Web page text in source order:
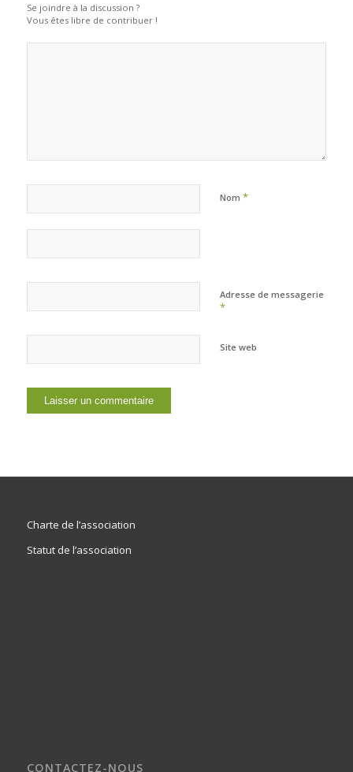
Se joindre à la discussion ?
Vous êtes libre de contribuer !
Nom *
Adresse de messagerie
*
Site web
Charte de l’association
Statut de l’association
CONTACTEZ-NOUS